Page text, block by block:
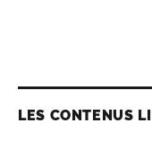
LES CONTENUS